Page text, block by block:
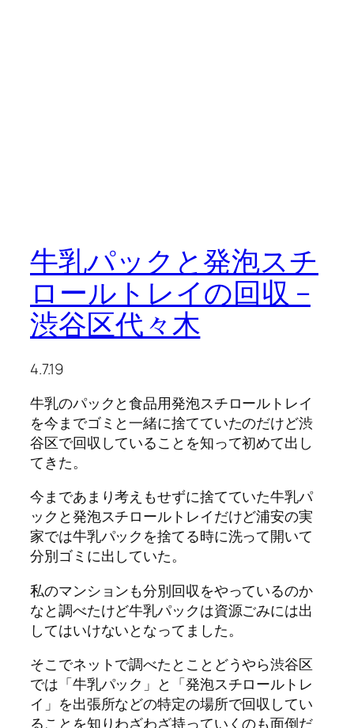
牛乳パックと発泡スチ
ロールトレイの回収 –
渋谷区代々木
4.7.19
牛乳のパックと食品用発泡スチロールトレイ
を今までゴミと一緒に捨てていたのだけど渋
谷区で回収していることを知って初めて出し
てきた。
今まであまり考えもせずに捨てていた牛乳パ
ックと発泡スチロールトレイだけど浦安の実
家では牛乳パックを捨てる時に洗って開いて
分別ゴミに出していた。
私のマンションも分別回収をやっているのか
なと調べたけど牛乳パックは資源ごみには出
してはいけないとなってました。
そこでネットで調べたとことどうやら渋谷区
では「牛乳パック」と「発泡スチロールトレ
イ」を出張所などの特定の場所で回収してい
ることを知りわざわざ持っていくのも面倒だ